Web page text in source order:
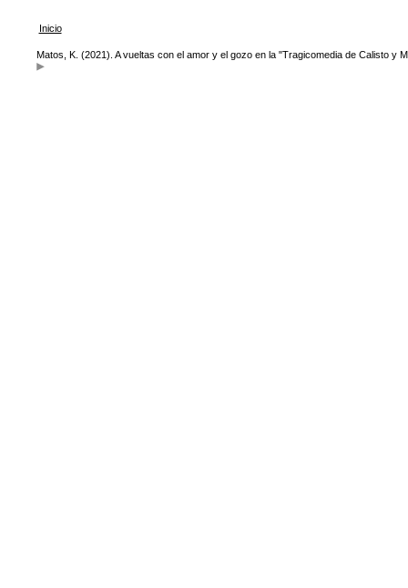
Inicio
Matos, K. (2021). A vueltas con el amor y el gozo en la "Tragicomedia de Calisto y